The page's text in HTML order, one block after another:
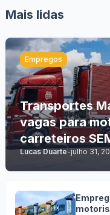
Mais lidas
Empregos
Transportes
vagas para
carreteiros
EXPERIÊNCIA
Lucas Duarte-julho 31,